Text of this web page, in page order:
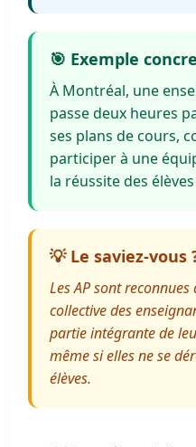
🎯 Exemple
À Montréal, une
passe deux heures
ses plans de cours,
participer à une
la réussite des
💡 Le saviez-vous
Les AP sont
collective des
partie intégrante de
même si elles ne se
élèves.